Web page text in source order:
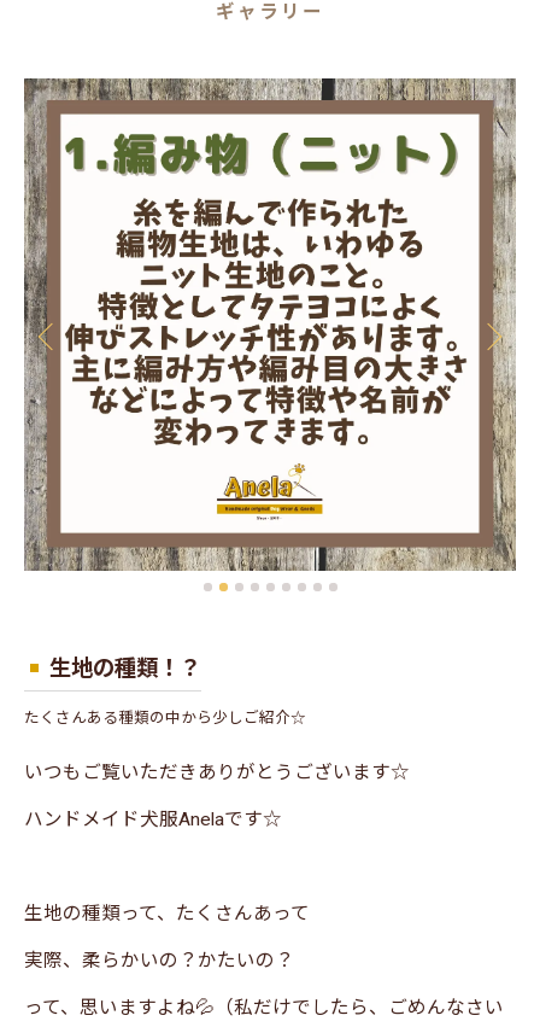
ギャラリー
生地の種類！？
たくさんある種類の中から少しご紹介☆
いつもご覧いただきありがとうございます☆
ハンドメイド犬服Anelaです☆
生地の種類って、たくさんあって
実際、柔らかいの？かたいの？
って、思いますよね💦（私だけでしたら、ごめんなさい